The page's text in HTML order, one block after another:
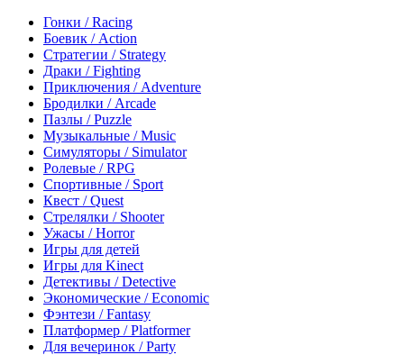
Гонки / Racing
Боевик / Action
Стратегии / Strategy
Драки / Fighting
Приключения / Adventure
Бродилки / Arcade
Пазлы / Puzzle
Музыкальные / Music
Симуляторы / Simulator
Ролевые / RPG
Спортивные / Sport
Квест / Quest
Стрелялки / Shooter
Ужасы / Horror
Игры для детей
Игры для Kinect
Детективы / Detective
Экономические / Economic
Фэнтези / Fantasy
Платформер / Platformer
Для вечеринок / Party